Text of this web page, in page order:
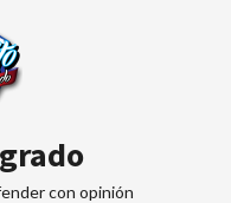
con opinión